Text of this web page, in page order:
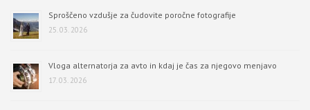
Sproščeno vzdušje za čudovite poročne fotografije
25. 03. 2026
Vloga alternatorja za avto in kdaj je čas za njegovo menjavo
17. 03. 2026